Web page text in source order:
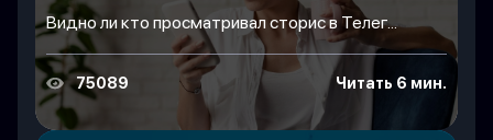
Видно ли кто просматривал сторис в Телег...
75089 Читать 6 мин.